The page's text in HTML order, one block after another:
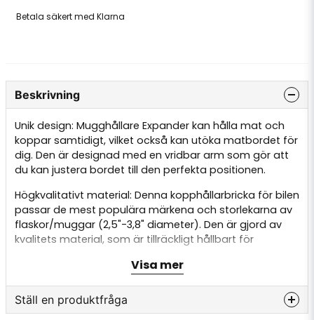
Betala säkert med Klarna
Beskrivning
Unik design: Mugghållare Expander kan hålla mat och
koppar samtidigt, vilket också kan utöka matbordet för
dig. Den är designad med en vridbar arm som gör att
du kan justera bordet till den perfekta positionen.
Högkvalitativt material: Denna kopphållarbricka för bilen
passar de mest populära märkena och storlekarna av
flaskor/muggar (2,5"-3,8" diameter). Den är gjord av
kvalitets material, som är tillräckligt hållbart för
Stark funktion: bilbord med bricka är utmärkt för att
hålla mat, snacks, nycklar, mobiltelefoner, vattenglas
och andra föremål. Den kan enkelt installeras.
Visa mer
Ställ en produktfråga